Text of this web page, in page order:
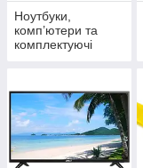
Ноутбуки,
комп’ютери та
комплектуючі